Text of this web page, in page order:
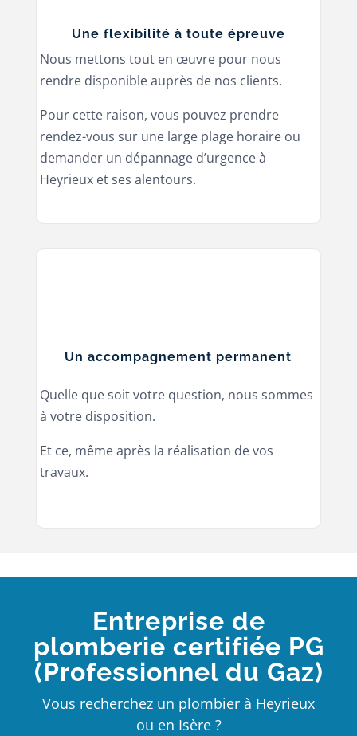
Une flexibilité à toute épreuve
Nous mettons tout en œuvre pour nous
rendre disponible auprès de nos clients.
Pour cette raison, vous pouvez prendre
rendez-vous sur une large plage horaire ou
demander un dépannage d’urgence à
Heyrieux et ses alentours.
Un accompagnement permanent
Quelle que soit votre question, nous sommes
à votre disposition.
Et ce, même après la réalisation de vos
travaux.
Entreprise de
plomberie certifiée PG
(Professionnel du Gaz)
Vous recherchez un plombier à Heyrieux
ou en Isère ?